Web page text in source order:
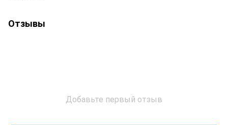
Отзывы
Добавьте первый отзыв